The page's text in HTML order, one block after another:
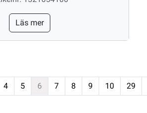
Läs mer
4 5 6 7 8 9 10 29